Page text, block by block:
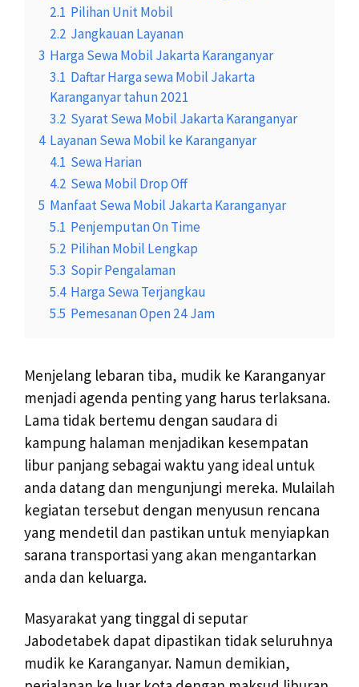
2.1 Pilihan Unit Mobil
2.2 Jangkauan Layanan
3 Harga Sewa Mobil Jakarta Karanganyar
3.1 Daftar Harga sewa Mobil Jakarta
Karanganyar tahun 2021
3.2 Syarat Sewa Mobil Jakarta Karanganyar
4 Layanan Sewa Mobil ke Karanganyar
4.1 Sewa Harian
4.2 Sewa Mobil Drop Off
5 Manfaat Sewa Mobil Jakarta Karanganyar
5.1 Penjemputan On Time
5.2 Pilihan Mobil Lengkap
5.3 Sopir Pengalaman
5.4 Harga Sewa Terjangkau
5.5 Pemesanan Open 24 Jam
Menjelang lebaran tiba, mudik ke Karanganyar
menjadi agenda penting yang harus terlaksana.
Lama tidak bertemu dengan saudara di
kampung halaman menjadikan kesempatan
libur panjang sebagai waktu yang ideal untuk
anda datang dan mengunjungi mereka. Mulailah
kegiatan tersebut dengan menyusun rencana
yang mendetil dan pastikan untuk menyiapkan
sarana transportasi yang akan mengantarkan
anda dan keluarga.
Masyarakat yang tinggal di seputar
Jabodetabek dapat dipastikan tidak seluruhnya
mudik ke Karanganyar. Namun demikian,